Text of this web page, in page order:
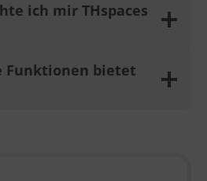
ich mir THspaces
Funktionen bietet